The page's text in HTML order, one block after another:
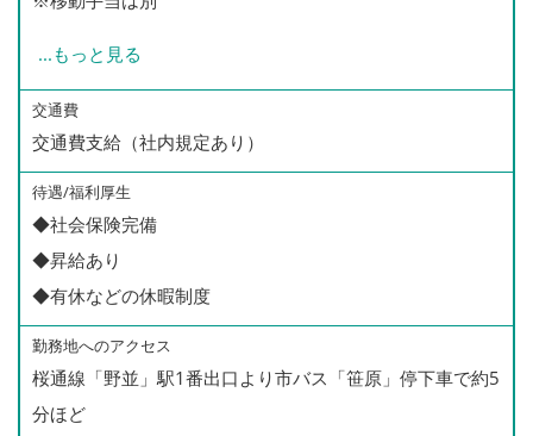
＜手当＞
移動手当：訪問1件ごとに支給（車移動：200円、自転車
移動：150円支給）
＜ケアマイスター制度 5段階の手当＞
【マイスター】パート：時給100円UP
【プラチナ】 パート：時給50円UP
【ゴールド】 パート：時給30円UP
【シルバー】 パート：時給20円UP
【ブロンズ】 パート：時給10円UP
...もっと見る
交通費
交通費支給（社内規定あり）
待遇/福利厚生
◆社会保険完備
◆昇給あり
◆有休などの休暇制度
勤務地へのアクセス
桜通線「野並」駅1番出口より市バス「笹原」停下車で約5
分ほど